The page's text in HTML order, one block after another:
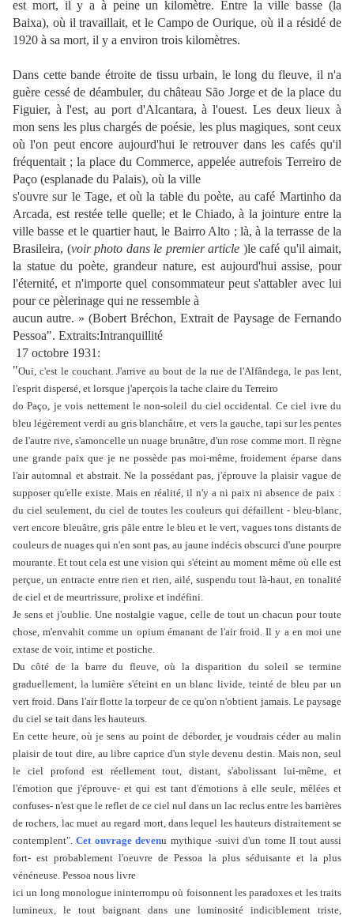
est mort, il y a à peine un kilomètre. Entre la ville basse (la
Baixa), où il travaillait, et le Campo de Ourique, où il a résidé de
1920 à sa mort, il y a environ trois kilomètres.
Dans cette bande étroite de tissu urbain, le long du fleuve, il n'a
guère cessé de déambuler, du château São Jorge et de la place du
Figuier, à l'est, au port d'Alcantara, à l'ouest. Les deux lieux à
mon sens les plus chargés de poésie, les plus magiques, sont ceux
où l'on peut encore aujourd'hui le retrouver dans les cafés qu'il
fréquentait ; la place du Commerce, appelée autrefois Terreiro de
Paço (esplanade du Palais), où la ville
s'ouvre sur le Tage, et où la table du poète, au café Martinho da
Arcada, est restée telle quelle; et le Chiado, à la jointure entre la
ville basse et le quartier haut, le Bairro Alto ; là, à la terrasse de la
Brasileira, (voir photo dans le premier article )le café qu'il aimait,
la statue du poète, grandeur nature, est aujourd'hui assise, pour
l'éternité, et n'importe quel consommateur peut s'attabler avec lui
pour ce pèlerinage qui ne ressemble à
aucun autre. » (Bobert Bréchon, Extrait de Paysage de Fernando
Pessoa". Extraits:Intranquillité
17 octobre 1931:
"Oui, c'est le couchant. J'arrive au bout de la rue de l'Alfândega, le pas lent,
l'esprit dispersé, et lorsque j'aperçois la tache claire du Terreiro
do Paço, je vois nettement le non-soleil du ciel occidental. Ce ciel ivre du
bleu légèrement verdi au gris blanchâtre, et vers la gauche, tapi sur les pentes
de l'autre rive, s'amoncelle un nuage brunâtre, d'un rose comme mort. Il règne
une grande paix que je ne possède pas moi-même, froidement éparse dans
l'air automnal et abstrait. Ne la possédant pas, j'éprouve la plaisir vague de
supposer qu'elle existe. Mais en réalité, il n'y a ni paix ni absence de paix :
du ciel seulement, du ciel de toutes les couleurs qui défaillent - bleu-blanc,
vert encore bleuâtre, gris pâle entre le bleu et le vert, vagues tons distants de
couleurs de nuages qui n'en sont pas, au jaune indécis obscurci d'une pourpre
mourante. Et tout cela est une vision qui s'éteint au moment même où elle est
perçue, un entracte entre rien et rien, ailé, suspendu tout là-haut, en tonalité
de ciel et de meurtrissure, prolixe et indéfini.
Je sens et j'oublie. Une nostalgie vague, celle de tout un chacun pour toute
chose, m'envahit comme un opium émanant de l'air froid. Il y a en moi une
extase de voir, intime et postiche.
Du côté de la barre du fleuve, où la disparition du soleil se termine
graduellement, la lumière s'éteint en un blanc livide, teinté de bleu par un
vert froid. Dans l'air flotte la torpeur de ce qu'on n'obtient jamais. Le paysage
du ciel se tait dans les hauteurs.
En cette heure, où je sens au point de déborder, je voudrais céder au malin
plaisir de tout dire, au libre caprice d'un style devenu destin. Mais non, seul
le ciel profond est réellement tout, distant, s'abolissant lui-même, et
l'émotion que j'éprouve- et qui est tant d'émotions à elle seule, mêlées et
confuses- n'est que le reflet de ce ciel nul dans un lac reclus entre les barrières
de rochers, lac muet au regard mort, dans lequel les hauteurs distraitement se
contemplent".Cet ouvrage devenu mythique -suivi d'un tome II tout aussi
fort- est probablement l'oeuvre de Pessoa la plus séduisante et la plus
vénéneuse. Pessoa nous livre
ici un long monologue ininterrompu où foisonnent les paradoxes et les traits
lumineux, le tout baignant dans une luminosité indiciblement triste,